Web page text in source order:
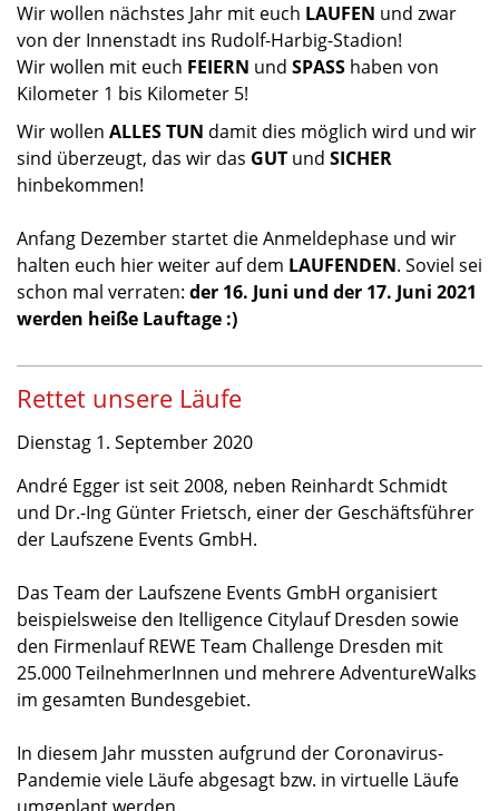
Wir wollen nächstes Jahr mit euch LAUFEN und zwar
von der Innenstadt ins Rudolf-Harbig-Stadion!
Wir wollen mit euch FEIERN und SPASS haben von
Kilometer 1 bis Kilometer 5!
Wir wollen ALLES TUN damit dies möglich wird und wir
sind überzeugt, das wir das GUT und SICHER
hinbekommen!
Anfang Dezember startet die Anmeldephase und wir
halten euch hier weiter auf dem LAUFENDEN. Soviel sei
schon mal verraten: der 16. Juni und der 17. Juni 2021
werden heiße Lauftage :)
Rettet unsere Läufe
Dienstag 1. September 2020
André Egger ist seit 2008, neben Reinhardt Schmidt
und Dr.-Ing Günter Frietsch, einer der Geschäftsführer
der Laufszene Events GmbH.
Das Team der Laufszene Events GmbH organisiert
beispielsweise den Itelligence Citylauf Dresden sowie
den Firmenlauf REWE Team Challenge Dresden mit
25.000 TeilnehmerInnen und mehrere AdventureWalks
im gesamten Bundesgebiet.
In diesem Jahr mussten aufgrund der Coronavirus-
Pandemie viele Läufe abgesagt bzw. in virtuelle Läufe